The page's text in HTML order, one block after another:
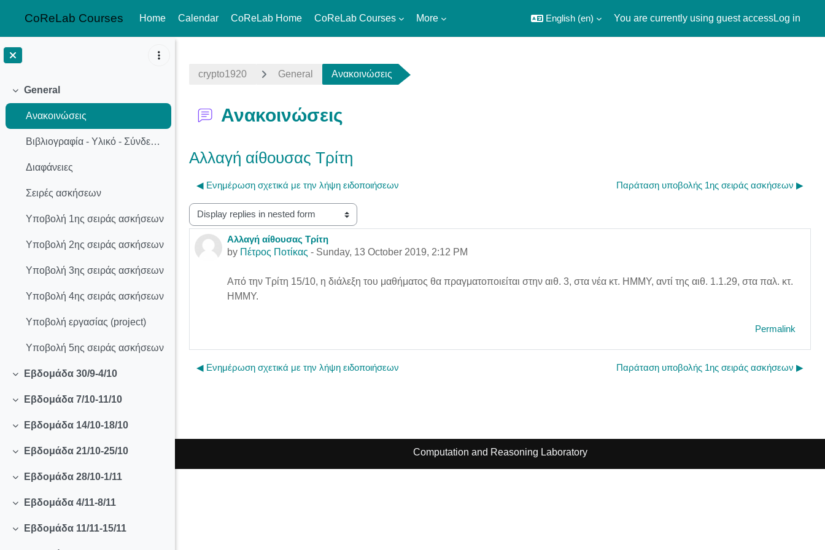
CoReLab Courses Home Calendar CoReLab Home CoReLab Courses More English ‎(en)‎ You are currently using guest accessLog in
Collapse
General
Ανακοινώσεις
Βιβλιογραφία - Υλικό - Σύνδεσμοι
Διαφάνειες
Σειρές ασκήσεων
Υποβολή 1ης σειράς ασκήσεων
Υποβολή 2ης σειράς ασκήσεων
Υποβολή 3ης σειράς ασκήσεων
Υποβολή 4ης σειράς ασκήσεων
Υποβολή εργασίας (project)
Υποβολή 5ης σειράς ασκήσεων
Collapse
Εβδομάδα 30/9-4/10
Collapse
Εβδομάδα 7/10-11/10
Collapse
Εβδομάδα 14/10-18/10
Collapse
Εβδομάδα 21/10-25/10
Collapse
Εβδομάδα 28/10-1/11
Collapse
Εβδομάδα 4/11-8/11
Collapse
Εβδομάδα 11/11-15/11
crypto1920 General Ανακοινώσεις
Ανακοινώσεις
Αλλαγή αίθουσας Τρίτη
◀︎ Ενημέρωση σχετικά με την λήψη ειδοποιήσεων Παράταση υποβολής 1ης σειράς ασκήσεων ▶︎
Display mode
Αλλαγή αίθουσας Τρίτη
by Πέτρος Ποτίκας - Sunday, 13 October 2019, 2:12 PM
Number of replies: 0
Από την Τρίτη 15/10, η διάλεξη του μαθήματος θα πραγματοποιείται στην αιθ. 3, στα νέα κτ. ΗΜΜΥ, αντί της αιθ. 1.1.29, στα παλ. κτ.
ΗΜΜΥ.
Permalink
◀︎ Ενημέρωση σχετικά με την λήψη ειδοποιήσεων Παράταση υποβολής 1ης σειράς ασκήσεων ▶︎
Computation and Reasoning Laboratory